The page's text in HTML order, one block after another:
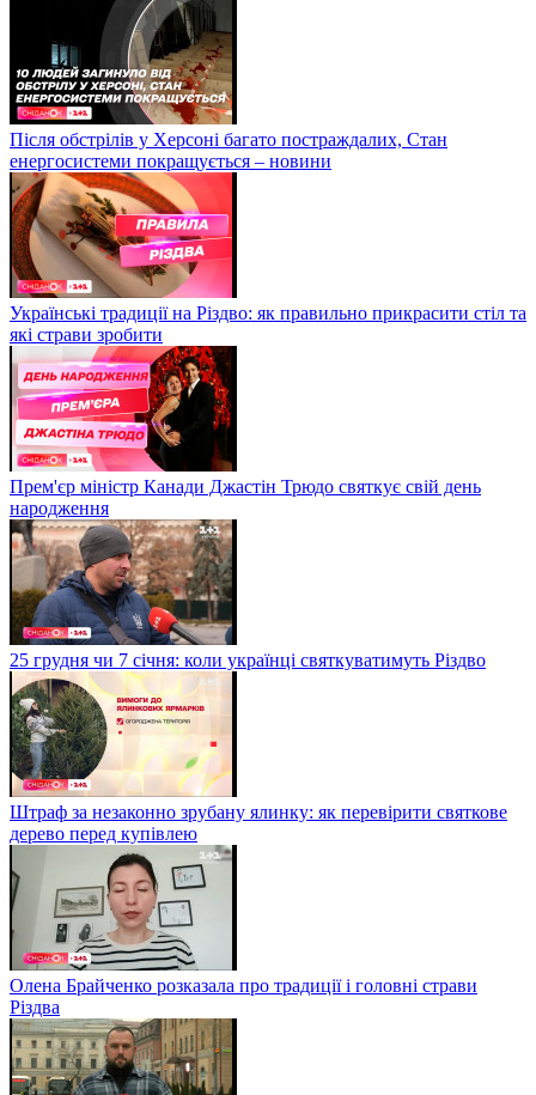
Після обстрілів у Херсоні багато постраждалих, Стан
енергосистеми покращується – новини
Українські традиції на Різдво: як правильно прикрасити стіл та
які страви зробити
Прем'єр міністр Канади Джастін Трюдо святкує свій день
народження
25 грудня чи 7 січня: коли українці святкуватимуть Різдво
Штраф за незаконно зрубану ялинку: як перевірити святкове
дерево перед купівлею
Олена Брайченко розказала про традиції і головні страви
Різдва